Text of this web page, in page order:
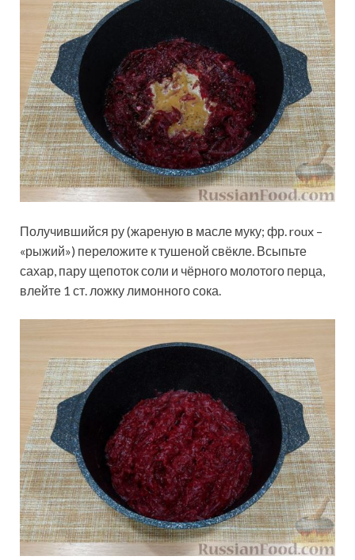
Получившийся ру (жареную в масле муку; фр. roux –
«рыжий») переложите к тушеной свёкле. Всыпьте
сахар, пару щепоток соли и чёрного молотого перца,
влейте 1 ст. ложку лимонного сока.